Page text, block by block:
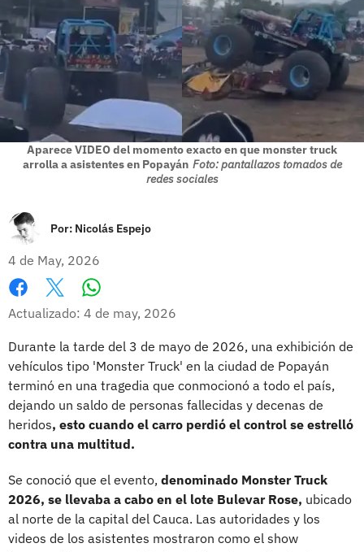
Aparece VIDEO del momento exacto en que monster truck
arrolla a asistentes en Popayán Foto: pantallazos tomados de
redes sociales
Por: Nicolás Espejo
4 de May, 2026
Facebook
X
Actualizado: 4 de may, 2026
Durante la tarde del 3 de mayo de 2026, una exhibición de
vehículos tipo 'Monster Truck' en la ciudad de Popayán
terminó en una tragedia que conmocionó a todo el país,
dejando un saldo de personas fallecidas y decenas de
heridos, esto cuando el carro perdió el control se estrelló
contra una multitud.
Se conoció que el evento, denominado Monster Truck
2026, se llevaba a cabo en el lote Bulevar Rose, ubicado
al norte de la capital del Cauca. Las autoridades y los
videos de los asistentes mostraron como el show